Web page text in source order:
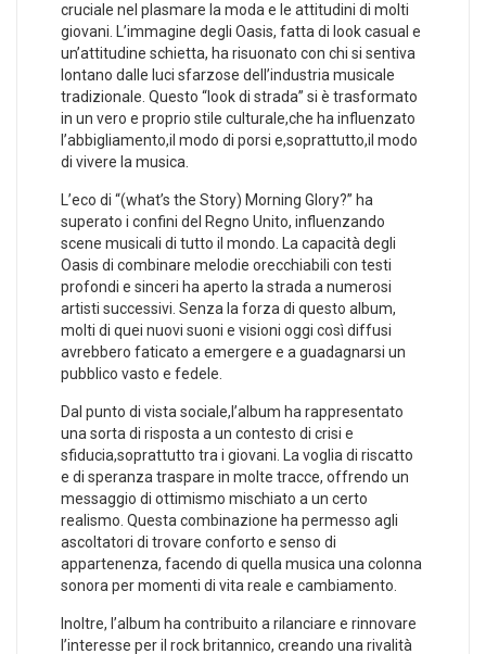
cruciale nel plasmare la moda e le attitudini di molti
giovani. L’immagine degli⁢ Oasis, fatta⁢ di look casual⁢ e
un’attitudine schietta, ha risuonato con chi si sentiva
lontano dalle ⁢luci sfarzose dell’industria musicale
tradizionale. ⁢Questo “look di strada” si è trasformato
in un ‍vero e proprio stile culturale,che‍ ha ​influenzato
l’abbigliamento,il modo di porsi e,soprattutto,il modo
di vivere la musica.
L’eco di “(what’s ​the ⁢Story)‍ Morning Glory?”⁢ ha
superato i confini del Regno Unito, influenzando
scene musicali di tutto il mondo. La ⁤capacità degli
Oasis ⁢di combinare melodie orecchiabili con testi
profondi e sinceri ha aperto la strada a numerosi
artisti successivi. ‌Senza‌ la forza di questo album,
molti di quei nuovi suoni e visioni oggi così diffusi
avrebbero faticato a emergere⁤ e a guadagnarsi un
pubblico vasto e fedele.
Dal punto⁤ di vista sociale,l’album ha rappresentato
una sorta di risposta a un contesto di crisi e
‍sfiducia,soprattutto tra i giovani. La voglia di riscatto
e di speranza traspare in molte tracce, offrendo un
messaggio⁣ di ottimismo mischiato a un‌ certo
realismo. Questa combinazione ha permesso ⁣agli
ascoltatori di trovare conforto e senso di
⁢appartenenza, facendo ⁢di quella musica una colonna
sonora per momenti di vita reale e cambiamento.
Inoltre, l’album ha contribuito a rilanciare ⁣e rinnovare
l’interesse per il rock britannico, creando una rivalità⁢